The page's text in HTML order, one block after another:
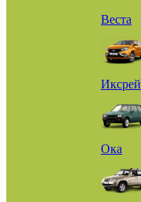
Веста
Иксрей
Ока